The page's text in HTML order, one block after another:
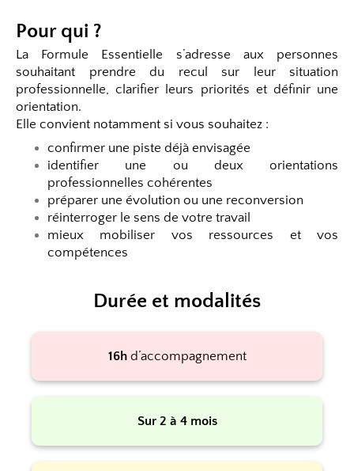
Pour qui ?
La Formule Essentielle s’adresse aux personnes
souhaitant prendre du recul sur leur situation
professionnelle, clarifier leurs priorités et définir une
orientation.
Elle convient notamment si vous souhaitez :
confirmer une piste déjà envisagée
identifier une ou deux orientations
professionnelles cohérentes
préparer une évolution ou une reconversion
réinterroger le sens de votre travail
mieux mobiliser vos ressources et vos
compétences
Durée et modalités
16hd’accompagnement
Sur 2 à 4 mois